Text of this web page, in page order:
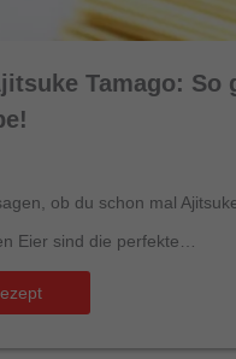
Tamago:
ob du schon mal
Eier sind die perfekte…